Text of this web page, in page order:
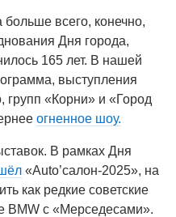
всего, конечно,
Дня города,
165 лет. В нашей
выступления
групп «Корни» и «Город
огненное шоу.
В рамках Дня
«Auto’салон-2025», на
как редкие советские
BMW с «Мерседесами».